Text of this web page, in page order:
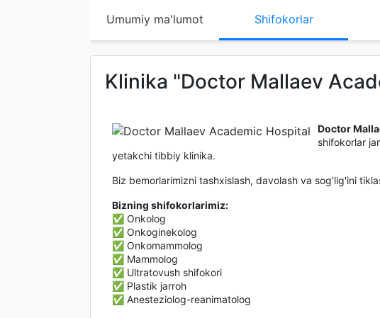
Umumiy ma'lumot Shifokorlar
Klinika "Doctor Mallaev
Doctor
shifokorlar
yetakchi tibbiy klinika.
Biz bemorlarimizni tashxislash, davolash va sog'lig'ini
Bizning shifokorlarimiz:
✅ Onkolog
✅ Onkoginekolog
✅ Onkomammolog
✅ Mammolog
✅ Ultratovush shifokori
✅ Plastik jarroh
✅ Anesteziolog-reanimatolog